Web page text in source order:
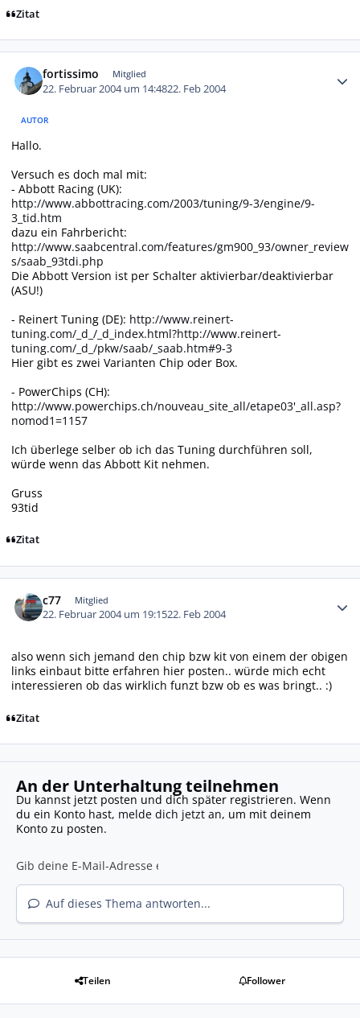
Zitat
fortissimo Mitglied
22. Februar 2004 um 14:4822. Feb 2004
AUTOR
Hallo.
Versuch es doch mal mit:
- Abbott Racing (UK):
http://www.abbottracing.com/2003/tuning/9-3/engine/9-
3_tid.htm
dazu ein Fahrbericht:
http://www.saabcentral.com/features/gm900_93/owner_review
s/saab_93tdi.php
Die Abbott Version ist per Schalter aktivierbar/deaktivierbar
(ASU!)
- Reinert Tuning (DE): http://www.reinert-
tuning.com/_d_/_d_index.html?http://www.reinert-
tuning.com/_d_/pkw/saab/_saab.htm#9-3
Hier gibt es zwei Varianten Chip oder Box.
- PowerChips (CH):
http://www.powerchips.ch/nouveau_site_all/etape03'_all.asp?
nomod1=1157
Ich überlege selber ob ich das Tuning durchführen soll,
würde wenn das Abbott Kit nehmen.
Gruss
93tid
Zitat
c77 Mitglied
22. Februar 2004 um 19:1522. Feb 2004
also wenn sich jemand den chip bzw kit von einem der obigen
links einbaut bitte erfahren hier posten.. würde mich echt
interessieren ob das wirklich funzt bzw ob es was bringt.. :)
Zitat
An der Unterhaltung teilnehmen
Du kannst jetzt posten und dich später registrieren. Wenn
du ein Konto hast, melde dich jetzt an, um mit deinem
Konto zu posten.
Auf dieses Thema antworten...
Teilen Follower